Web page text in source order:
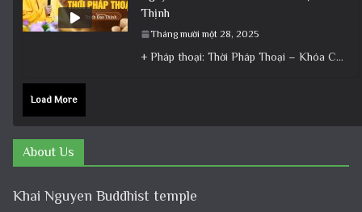
Thịnh
Tháng mười một 28, 2025
+ Pháp thoại: Thời Pháp Thoại – Khóa Chuyên Tu Ngày 22/11/2025 – TT Thích Đạo Thịnh + Album: Pháp
Load More
About Us
Khai Nguyen Buddhist temple